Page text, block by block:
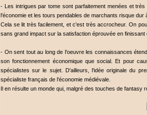
- Les intrigues par tome sont parfaitement menées et
l'économie et les tours pendables de marchants risque
Cela se lit très facilement, et c'est très accrocheur. On
sans grand impact sur la satisfaction éprouvée en finissant
- On sent tout au long de l'oeuvre les connaissances
son fonctionnement économique que social. Et pour
spécialistes sur le sujet. D'ailleurs, l'idée originale du
spécialiste français de l'économie médiévale.
Il en résulte un monde qui, malgré des touches de fantasy